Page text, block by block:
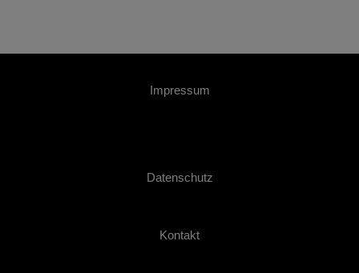
Impressum
Datenschutz
Kontakt